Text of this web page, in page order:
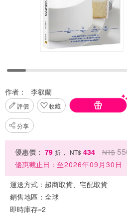
作者： 李叡蘭
評價 收藏
分享
優惠價： 79 折 ， NT$ 434 NT$
優惠截止日： 至2026年09月30日
運送方式： 超商取貨、宅配取貨
銷售地區： 全球
即時庫存=2